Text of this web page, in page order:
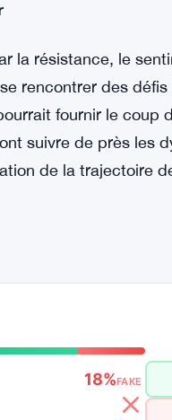
de considérer
Si le marché
de 580 $. S’il peut
la perspective
la résistance, le
fournir le coup
suivre de près les
de la trajectoire